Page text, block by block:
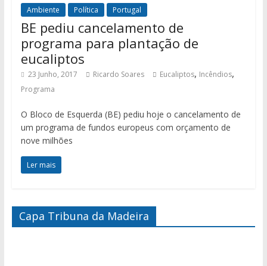
Ambiente Política Portugal
BE pediu cancelamento de
programa para plantação de
eucaliptos
23 Junho, 2017 Ricardo Soares Eucaliptos, Incêndios,
Programa
O Bloco de Esquerda (BE) pediu hoje o cancelamento de
um programa de fundos europeus com orçamento de
nove milhões
Ler mais
Capa Tribuna da Madeira